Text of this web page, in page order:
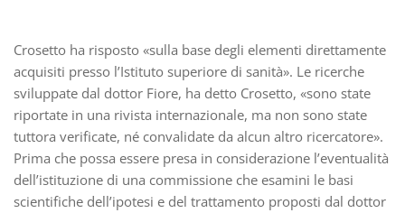
Crosetto ha risposto «sulla base degli elementi direttamente
acquisiti presso l’Istituto superiore di sanità». Le ricerche
sviluppate dal dottor Fiore, ha detto Crosetto, «sono state
riportate in una rivista internazionale, ma non sono state
tuttora verificate, né convalidate da alcun altro ricercatore».
Prima che possa essere presa in considerazione l’eventualità
dell’istituzione di una commissione che esamini le basi
scientifiche dell’ipotesi e del trattamento proposti dal dottor